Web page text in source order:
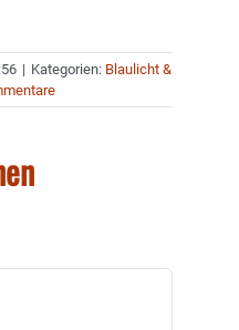
| Kategorien: Blaulicht &